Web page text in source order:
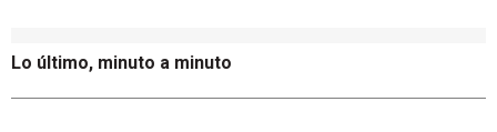
Lo último, minuto a minuto